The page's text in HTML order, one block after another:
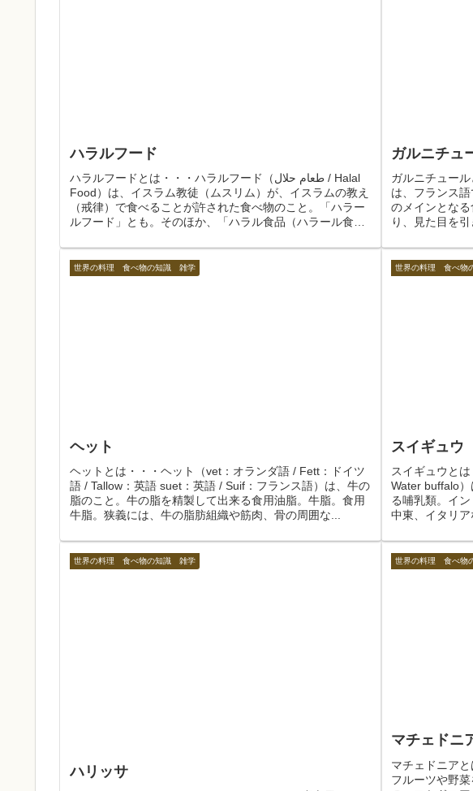
ハラルフード
ハラルフードとは・・・ハラルフード（طعام حلال / Halal
Food）は、イスラム教徒（ムスリム）が、イスラムの教え
（戒律）で食べることが許された食べ物のこと。「ハラー
ルフード」とも。そのほか、「ハラル食品（ハラール食
ガルニチュ
ガルニチュー
は、フランス
のメインとな
り、見た目を
世界の料理 食べ物の知識 雑学
ヘット
ヘットとは・・・ヘット（vet：オランダ語 / Fett：ドイツ
語 / Tallow：英語 suet：英語 / Suif：フランス語）は、牛の
脂のこと。牛の脂を精製して出来る食用油脂。牛脂。食用
牛脂。狭義には、牛の脂肪組織や筋肉、骨の周囲な...
世界の料理 食べ物
スイギュウ
スイギュウと
Water buffalo
る哺乳類。イ
中東、イタリア
世界の料理 食べ物の知識 雑学
ハリッサ
世界の料理 食べ物
マチェドニ
マチェドニア
フルーツや野